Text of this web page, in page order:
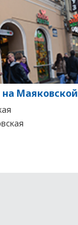
Маяковской